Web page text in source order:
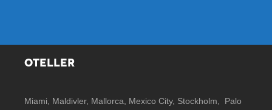
OTELLER
Miami, Maldivler, Mallorca, Mexico City, Stockholm, Palo